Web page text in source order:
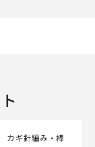
カギ針編み・棒